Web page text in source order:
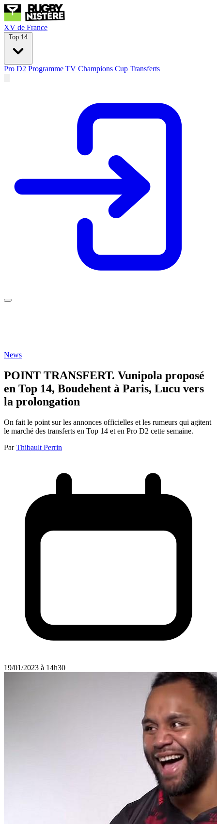
XV de France
Top 14
Pro D2 Programme TV Champions Cup Transferts
News
POINT TRANSFERT. Vunipola proposé
en Top 14, Boudehent à Paris, Lucu vers
la prolongation
On fait le point sur les annonces officielles et les rumeurs qui agitent
le marché des transferts en Top 14 et en Pro D2 cette semaine.
Par Thibault Perrin
19/01/2023 à 14h30